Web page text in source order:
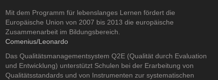
Mit dem Programm für lebenslanges Lernen fördert die
Europäische Union von 2007 bis 2013 die europäische
Zusammenarbeit im Bildungsbereich.
Comenius/Leonardo
Das Qualitätsmanagementsystem Q2E (Qualität durch Evaluation
und Entwicklung) unterstützt Schulen bei der Erarbeitung von
Qualitätsstandards und von Instrumenten zur systematischen